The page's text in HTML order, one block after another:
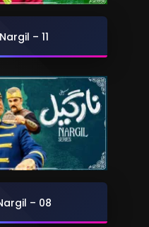
Nargil – 11
– 08